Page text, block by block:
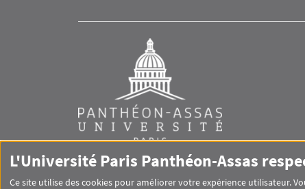
L'Université Paris Panthéon-Assas
Ce site utilise des cookies pour améliorer votre expérience utilisateur.